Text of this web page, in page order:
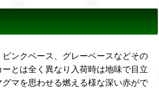
ンクベース、グレーベースなどその
とは全く異なり入荷時は地味で目立
マを思わせる燃える様な深い赤がで